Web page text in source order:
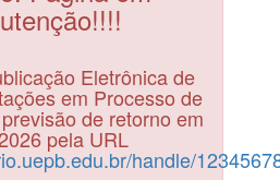
Eletrônica de
em Processo de
de retorno em
pela URL
handle/